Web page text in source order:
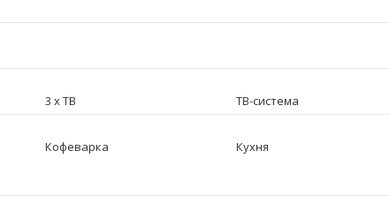
3 x ТВ ТВ-система
Кофеварка
Кухня